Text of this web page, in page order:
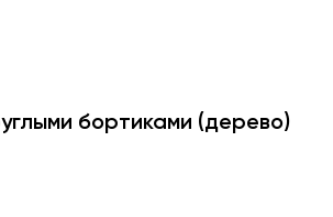
бортиками (дерево)